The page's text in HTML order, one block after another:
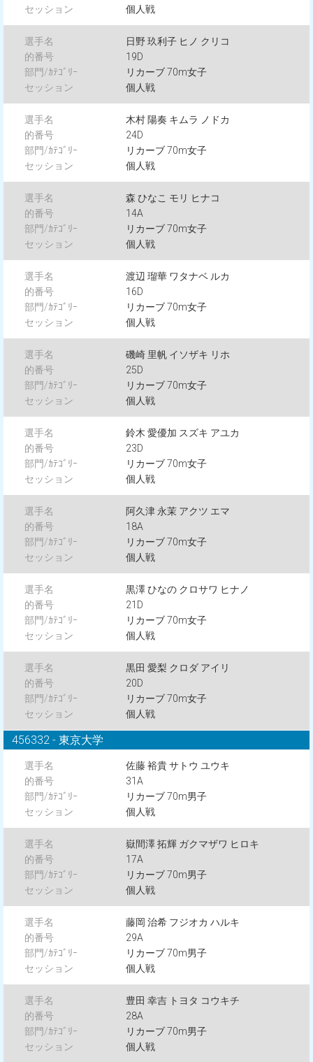
個人戦
日野 玖利子 ヒノ クリコ
19D
リカーブ 70m女子
個人戦
木村 陽奏 キムラ ノドカ
24D
リカーブ 70m女子
個人戦
森 ひなこ モリ ヒナコ
14A
リカーブ 70m女子
個人戦
渡辺 瑠華 ワタナベ ルカ
16D
リカーブ 70m女子
個人戦
磯崎 里帆 イソザキ リホ
25D
リカーブ 70m女子
個人戦
鈴木 愛優加 スズキ アユカ
23D
リカーブ 70m女子
個人戦
阿久津 永茉 アクツ エマ
18A
リカーブ 70m女子
個人戦
黒澤 ひなの クロサワ ヒナノ
21D
リカーブ 70m女子
個人戦
黒田 愛梨 クロダ アイリ
20D
リカーブ 70m女子
個人戦
456332 - 東京大学
佐藤 裕貴 サトウ ユウキ
31A
リカーブ 70m男子
個人戦
嶽間澤 拓輝 ガクマザワ ヒロキ
17A
リカーブ 70m男子
個人戦
藤岡 治希 フジオカ ハルキ
29A
リカーブ 70m男子
個人戦
豊田 幸吉 トヨタ コウキチ
28A
リカーブ 70m男子
個人戦